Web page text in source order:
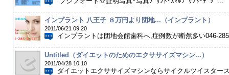
インプラント 八王子 ８万円より団地...（インプラント）
2011/06/21 09:20
インプラントは団地会館歯科へ,症例数が断然多い046-
Untitled（ダイエットのためのエクササイズマシン...）
2011/04/28 10:10
ダイエットエクササイズマシンならサイクルツイスター